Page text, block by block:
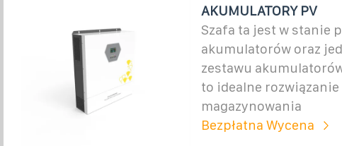
AKUMULATORY PV
Szafa ta jest w stanie
akumulatorów oraz
zestawu
to idealne
magazynowania
Bezpłatna Wycena